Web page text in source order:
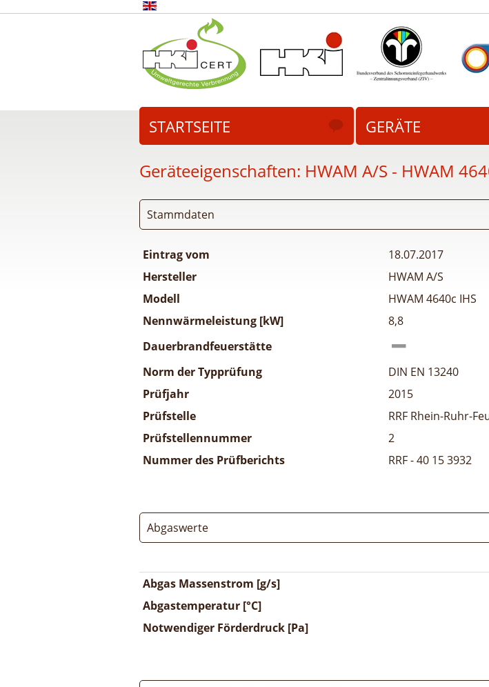
STARTSEITE GERÄTE
Geräteeigenschaften: HWAM A/S - HWAM
Stammdaten
Eintrag vom
18.07.2017
Hersteller
HWAM A/S
Modell
HWAM 4640c IHS
Nennwärmeleistung [kW]
8,8
Dauerbrandfeuerstätte
Norm der Typprüfung
DIN EN 13240
Prüfjahr
2015
Prüfstelle
RRF Rhein-Ruhr-
Prüfstellennummer
2
Nummer des Prüfberichts
RRF - 40 15 3932
Abgaswerte
Abgas Massenstrom [g/s]
Abgastemperatur [°C]
Notwendiger Förderdruck [Pa]